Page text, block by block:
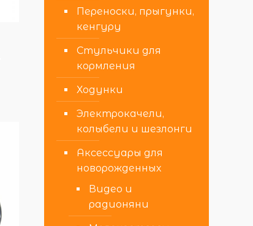
Переноски, прыгунки,
кенгуру
Стульчики для
кормления
Ходунки
Электрокачели,
колыбели и шезлонги
Аксессуары для
новорожденных
Видео и
радионяни